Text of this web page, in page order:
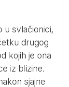
u svlačionici,
drugog
kojih je ona
iz blizine.
sjajne